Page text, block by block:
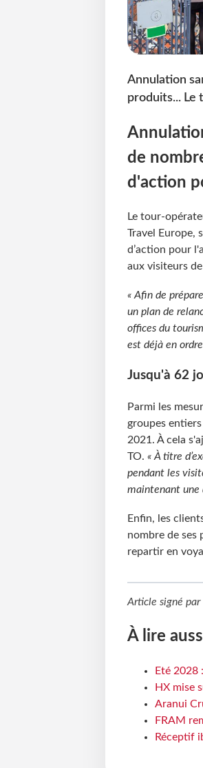
Annulation
produits... Le
de
d'action
Le tour-
Travel Europe,
d’action pour
aux visiteurs
« Afin de
un plan de
offices du
est déjà en
Jusqu'à 62
Parmi les
groupes
2021. À cela
TO. « À titre
pendant les
maintenant une
Enfin, les
nombre de ses
repartir en
Article signé par
À lire
Eté 2028
HX mise
Aranui
FRAM
Réceptif